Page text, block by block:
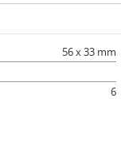
56 x 33 mm
6